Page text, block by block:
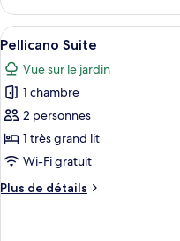
Sea
View
Junior
Suite
-
View
Afficher
toutes
les
photos
pour
ce
type
chambre :
7
Pellicano Suite
Vue sur le jardin
1 chambre
2 personnes
1 très grand lit
Wi-Fi gratuit
Plus de détails
Plus